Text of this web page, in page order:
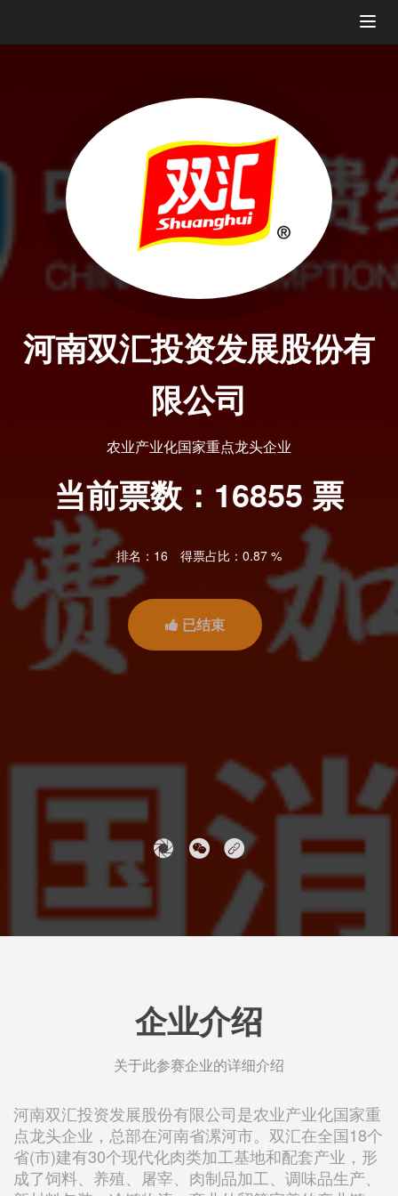
河南双汇投资发展股份有
限公司
农业产业化国家重点龙头企业
当前票数： 16855 票
排名：16 得票占比：0.87 %
已结束
企业介绍
关于此参赛企业的详细介绍
河南双汇投资发展股份有限公司是农业产业化国家重
点龙头企业，总部在河南省漯河市。双汇在全国18个
省(市)建有30个现代化肉类加工基地和配套产业，形
成了饲料、养殖、屠宰、肉制品加工、调味品生产、